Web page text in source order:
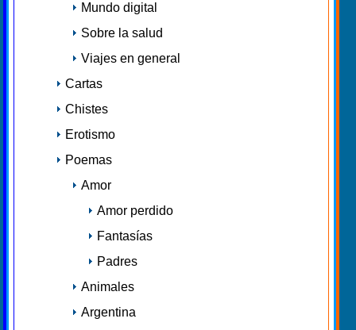
Mundo digital
Sobre la salud
Viajes en general
Cartas
Chistes
Erotismo
Poemas
Amor
Amor perdido
Fantasías
Padres
Animales
Argentina